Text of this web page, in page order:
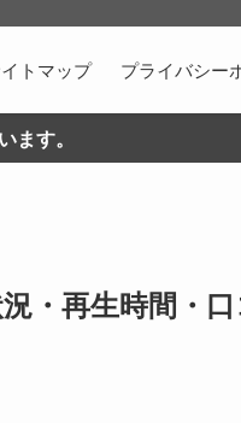
トマップ プライバシー
す。
・再生時間・口